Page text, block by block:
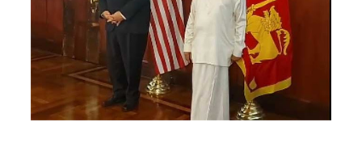
செயலாள
ர் மிஸ்ரி!